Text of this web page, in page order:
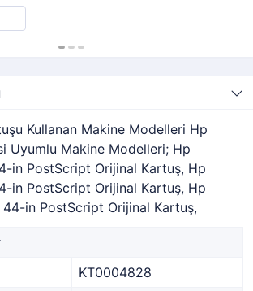
Kullanan Makine Modelleri Hp
Uyumlu Makine Modelleri; Hp
in PostScript Orijinal Kartuş, Hp
in PostScript Orijinal Kartuş, Hp
in PostScript Orijinal Kartuş,
KT0004828